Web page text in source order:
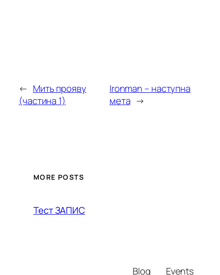
← Мить прояву
(частина 1)
Ironman – наступна
мета →
MORE POSTS
Тест ЗАПИС
Blog Events